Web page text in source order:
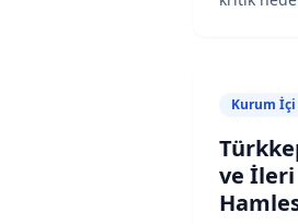
Kurum
ve